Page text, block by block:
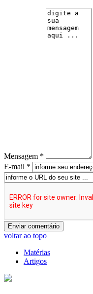
Mensagem *
E-mail *
voltar ao topo
Matérias
Artigos